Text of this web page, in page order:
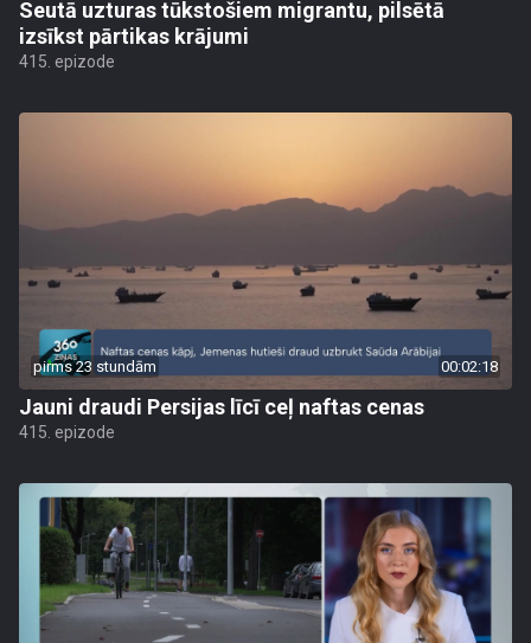
Seutā uzturas tūkstošiem migrantu, pilsētā
izsīkst pārtikas krājumi
415. epizode
pirms 23 stundām 00:02:18
Jauni draudi Persijas līcī ceļ naftas cenas
415. epizode